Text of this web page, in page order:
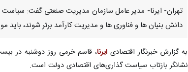
تهران- ایرنا- مدیر عامل سازمان مدیریت صنعتی گفت: سیاست
دانش بنیان ها و فناوری ها و مدیریت کارآمد برتر شوند، باید
به گزارش خبرنگار اقتصادی ایرنا
نشانگر بازتاب سیاست گذاری‌های اقتصادی دولت است.